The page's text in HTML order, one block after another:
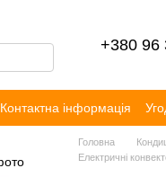
+380 96
Контактна інформація
Головна
Електричні